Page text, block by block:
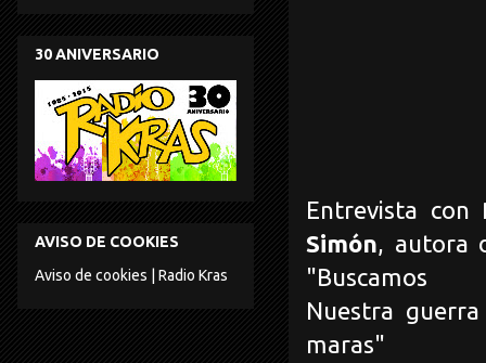
Entrevista con
Simón, autora
"Buscamos
Nuestra
maras"
30 ANIVERSARIO
AVISO DE COOKIES
Aviso de cookies | Radio Kras